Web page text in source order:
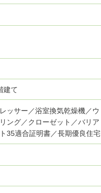
建て
ッサー／浴室換気乾燥機／ウ
ング／クローゼット／バリア
35適合証明書／長期優良住宅